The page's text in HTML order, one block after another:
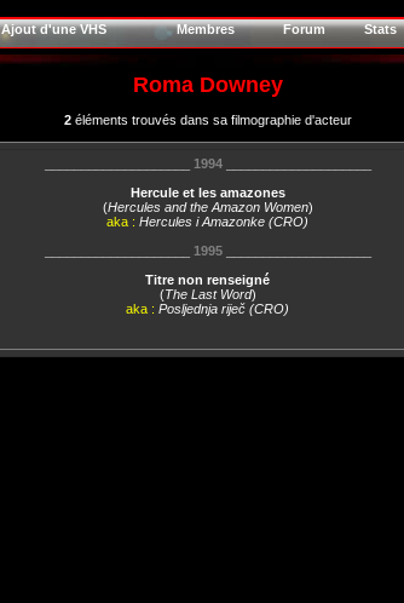
Ajout d'une VHS Membres Forum Stats
Roma Downey
2éléments trouvés dans sa filmographie d'acteur
1994____________________
Hercule et les amazones
(Hercules and the Amazon Women)
aka : Hercules i Amazonke (CRO)
1995____________________
Titre non renseigné
(The Last Word)
aka : Posljednja riječ (CRO)